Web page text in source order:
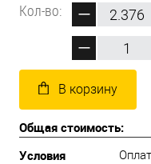
Кол-во:
В корзину
Общая стоимость:
Условия